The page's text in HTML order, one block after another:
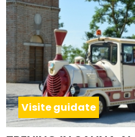
Visite guidate